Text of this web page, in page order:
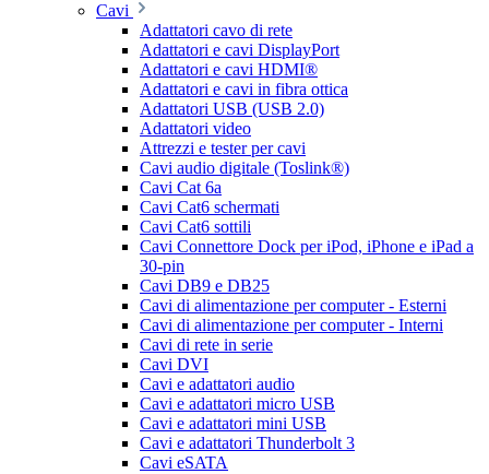
Cavi
Adattatori cavo di rete
Adattatori e cavi DisplayPort
Adattatori e cavi HDMI®
Adattatori e cavi in fibra ottica
Adattatori USB (USB 2.0)
Adattatori video
Attrezzi e tester per cavi
Cavi audio digitale (Toslink®)
Cavi Cat 6a
Cavi Cat6 schermati
Cavi Cat6 sottili
Cavi Connettore Dock per iPod, iPhone e iPad a
30-pin
Cavi DB9 e DB25
Cavi di alimentazione per computer - Esterni
Cavi di alimentazione per computer - Interni
Cavi di rete in serie
Cavi DVI
Cavi e adattatori audio
Cavi e adattatori micro USB
Cavi e adattatori mini USB
Cavi e adattatori Thunderbolt 3
Cavi eSATA